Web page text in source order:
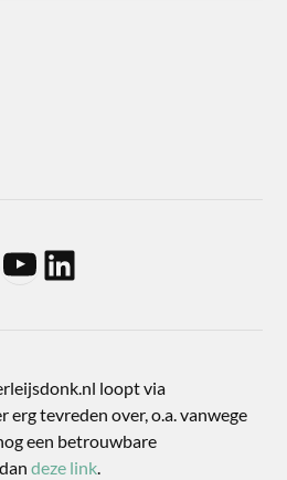
loopt via
erg tevreden over, o.a. vanwege
een betrouwbare
deze link.